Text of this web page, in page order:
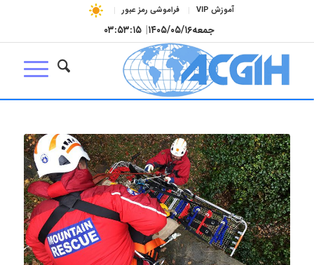
آموزش VIP فراموشی رمز عبور
جمعه۱۴۰۵/۰۵/۱۶| ۰۳:۵۳:۱۵